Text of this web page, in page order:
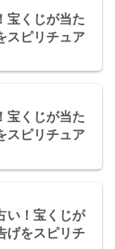
宝くじが当た
スピリチュア
宝くじが当た
スピリチュア
い！宝くじが
げをスピリチ